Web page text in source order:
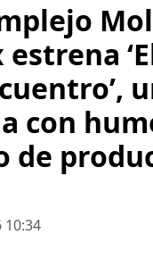
con
de
10:34